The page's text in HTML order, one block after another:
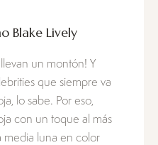
Blake Lively
llevan un montón! Y
que siempre va
lo sabe. Por eso,
con un toque al más
luna en color